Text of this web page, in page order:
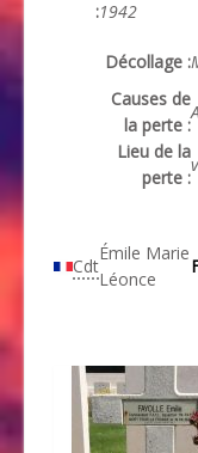
:1942
Décollage :
Causes de
la perte :
Lieu de la
perte :
Cdt
Émile Marie
Léonce